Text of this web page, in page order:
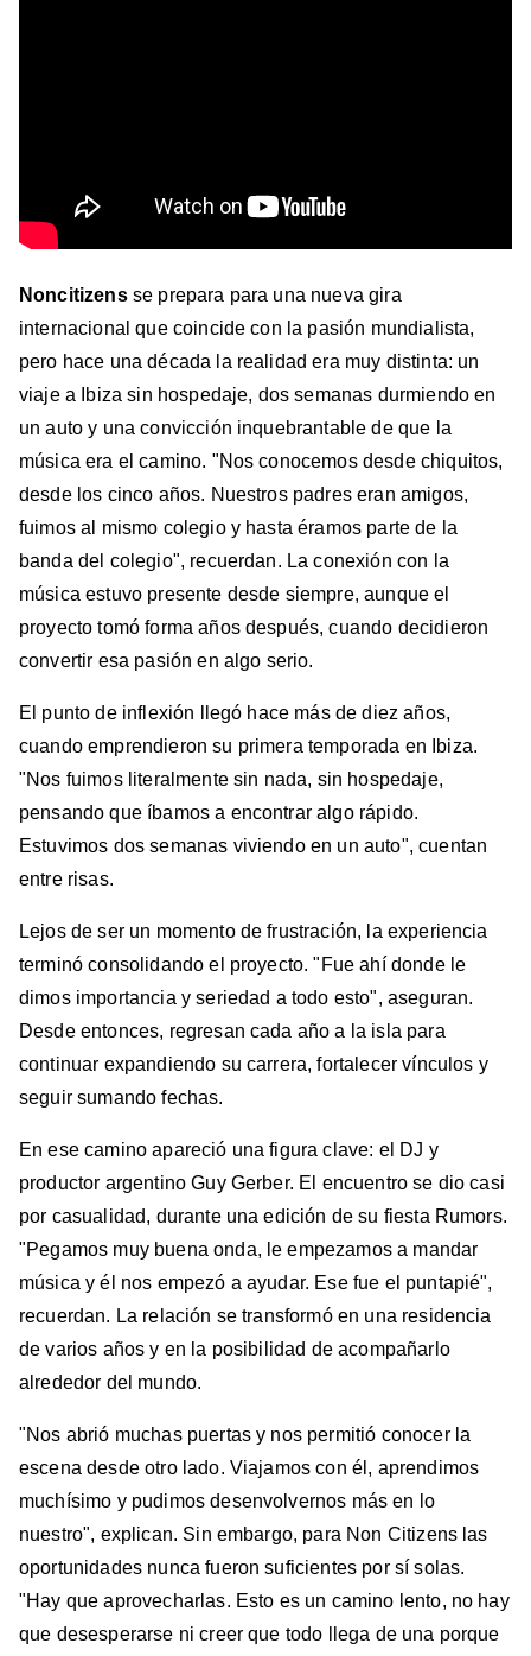
Noncitizensse prepara para una nueva gira
internacional que coincide con la pasión mundialista,
pero hace una década la realidad era muy distinta: un
viaje a Ibiza sin hospedaje, dos semanas durmiendo en
un auto y una convicción inquebrantable de que la
música era el camino. "Nos conocemos desde chiquitos,
desde los cinco años. Nuestros padres eran amigos,
fuimos al mismo colegio y hasta éramos parte de la
banda del colegio", recuerdan. La conexión con la
música estuvo presente desde siempre, aunque el
proyecto tomó forma años después, cuando decidieron
convertir esa pasión en algo serio.
El punto de inflexión llegó hace más de diez años,
cuando emprendieron su primera temporada en Ibiza.
"Nos fuimos literalmente sin nada, sin hospedaje,
pensando que íbamos a encontrar algo rápido.
Estuvimos dos semanas viviendo en un auto", cuentan
entre risas.
Lejos de ser un momento de frustración, la experiencia
terminó consolidando el proyecto. "Fue ahí donde le
dimos importancia y seriedad a todo esto", aseguran.
Desde entonces, regresan cada año a la isla para
continuar expandiendo su carrera, fortalecer vínculos y
seguir sumando fechas.
En ese camino apareció una figura clave: el DJ y
productor argentino Guy Gerber. El encuentro se dio casi
por casualidad, durante una edición de su fiesta Rumors.
"Pegamos muy buena onda, le empezamos a mandar
música y él nos empezó a ayudar. Ese fue el puntapié",
recuerdan. La relación se transformó en una residencia
de varios años y en la posibilidad de acompañarlo
alrededor del mundo.
"Nos abrió muchas puertas y nos permitió conocer la
escena desde otro lado. Viajamos con él, aprendimos
muchísimo y pudimos desenvolvernos más en lo
nuestro", explican. Sin embargo, para Non Citizens las
oportunidades nunca fueron suficientes por sí solas.
"Hay que aprovecharlas. Esto es un camino lento, no hay
que desesperarse ni creer que todo llega de una porque